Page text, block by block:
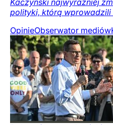
Kaczyński najwyraźniej
polityki, którą wprowadzili
OpinieObserwator mediów